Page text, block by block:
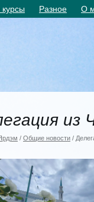
Разное О
из
/ Общие новости /